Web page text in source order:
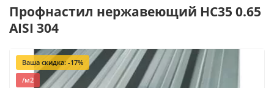
Профнастил нержавеющий НС35 0.65
AISI 304
Ваша скидка: -17%
/м2